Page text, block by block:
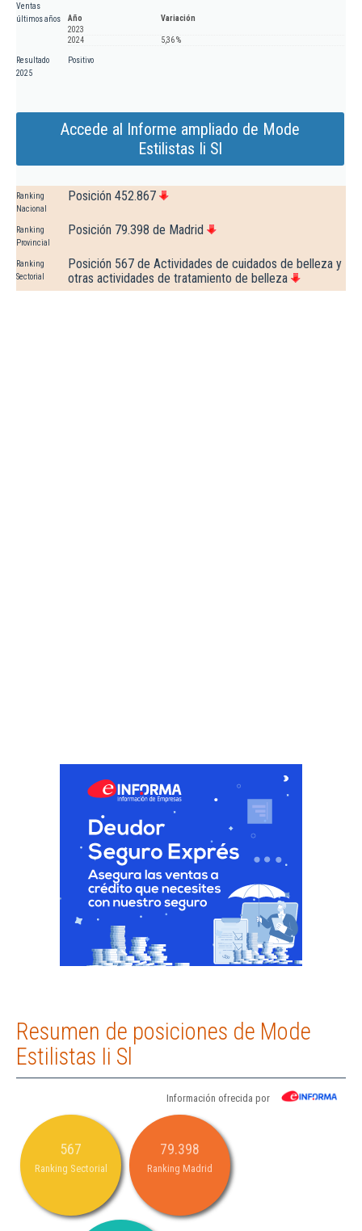
Ventas
últimos años
Año
Variación
2023
2024
5,36 %
Resultado
2025
Positivo
Accede al Informe ampliado de Mode
Estilistas Ii Sl
Ranking
Nacional
Posición 452.867
Ranking
Provincial
Posición 79.398 de Madrid
Ranking
Sectorial
Posición 567 de Actividades de cuidados de belleza y
otras actividades de tratamiento de belleza
Resumen de posiciones de Mode
Estilistas Ii Sl
Información ofrecida por
567
Ranking Sectorial
79.398
Ranking Madrid